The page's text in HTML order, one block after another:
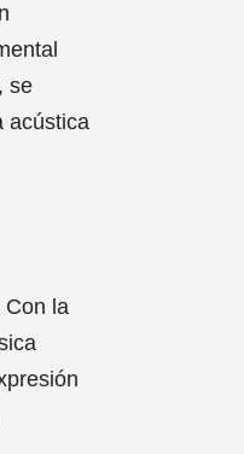
se
acústica
Con la